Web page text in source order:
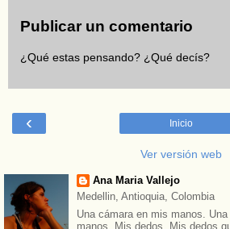
Publicar un comentario
¿Qué estas pensando? ¿Qué decís?
‹ Inicio
Ver versión web
Ana Maria Vallejo
Medellin, Antioquia, Colombia
Una cámara en mis manos.
manos. Mis dedos. Mis dedos